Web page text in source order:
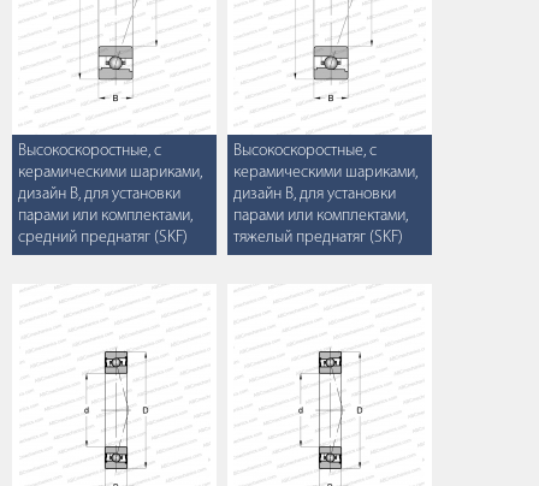
Высокоскоростные, с
керамическими шариками,
дизайн B, для установки
парами или комплектами,
средний преднатяг (SKF)
Высокоскоростные, с
керамическими шариками,
дизайн B, для установки
парами или комплектами,
тяжелый преднатяг (SKF)